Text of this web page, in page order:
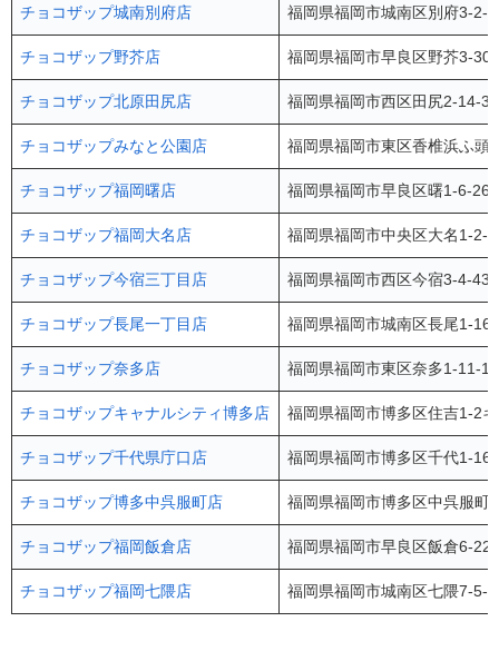
チョコザップ城南別府店 福岡県福岡市城南区別府3-
チョコザップ野芥店 福岡県福岡市早良区野芥3-
チョコザップ北原田尻店 福岡県福岡市西区田尻2-14-
チョコザップみなと公園店 福岡県福岡市東区香椎浜ふ
チョコザップ福岡曙店 福岡県福岡市早良区曙1-6-
チョコザップ福岡大名店 福岡県福岡市中央区大名1-
チョコザップ今宿三丁目店 福岡県福岡市西区今宿3-4-
チョコザップ長尾一丁目店 福岡県福岡市城南区長尾1-
チョコザップ奈多店 福岡県福岡市東区奈多1-
チョコザップキャナルシティ博多店 福岡県福岡市博多区住吉1-
チョコザップ千代県庁口店 福岡県福岡市博多区千代1-
チョコザップ博多中呉服町店 福岡県福岡市博多区中呉服
チョコザップ福岡飯倉店 福岡県福岡市早良区飯倉6-
チョコザップ福岡七隈店 福岡県福岡市城南区七隈7-